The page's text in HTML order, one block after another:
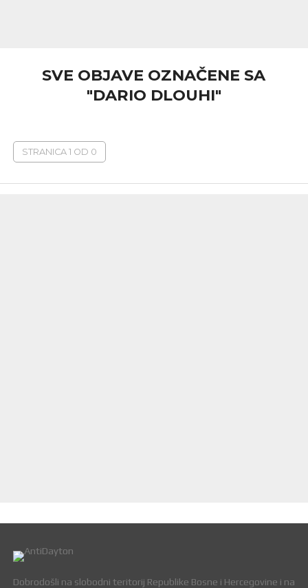
SVE OBJAVE OZNAČENE SA
"DARIO DLOUHI"
STRANICA 1 OD 0
Dobrodošli na slobodni teritorij Republike Bosne i Hercegovine i na